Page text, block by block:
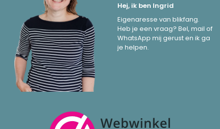
Hej, ik ben Ingrid
Eigenaresse van blikfang.
Heb je een vraag? Bel, mail of
WhatsApp mij gerust en ik ga
je helpen.